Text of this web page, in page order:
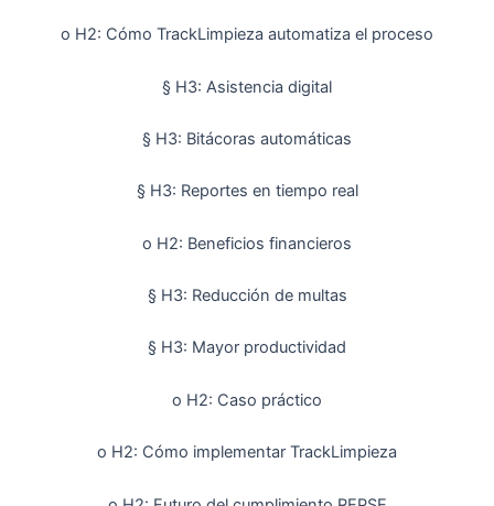
o H2: Cómo TrackLimpieza automatiza el proceso
§ H3: Asistencia digital
§ H3: Bitácoras automáticas
§ H3: Reportes en tiempo real
o H2: Beneficios financieros
§ H3: Reducción de multas
§ H3: Mayor productividad
o H2: Caso práctico
o H2: Cómo implementar TrackLimpieza